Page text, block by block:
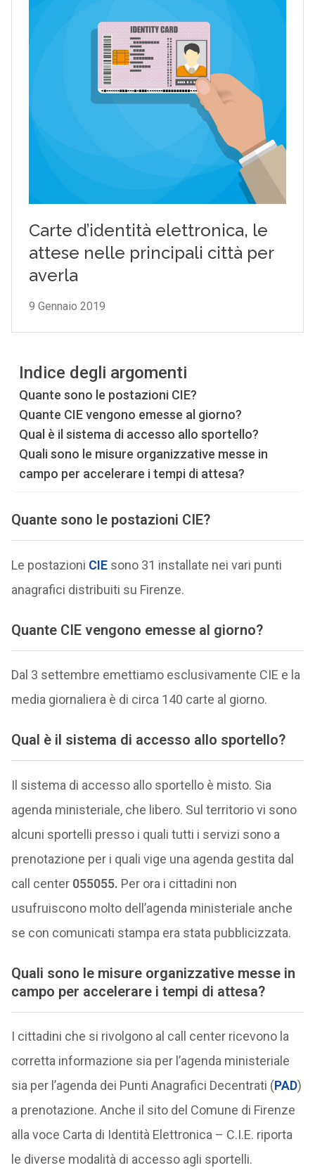
Indice degli argomenti
Quante sono le postazioni CIE?
Quante CIE vengono emesse al giorno?
Qual è il sistema di accesso allo sportello?
Quali sono le misure organizzative messe in
campo per accelerare i tempi di attesa?
Quante sono le postazioni CIE?
Le postazioni CIEsono 31 installate nei vari punti
anagrafici distribuiti su Firenze.
Quante CIE vengono emesse al giorno?
Dal 3 settembre emettiamo esclusivamente CIE e la
media giornaliera è di circa 140 carte al giorno.
Qual è il sistema di accesso allo sportello?
Il sistema di accesso allo sportello è misto. Sia
agenda ministeriale, che libero. Sul territorio vi sono
alcuni sportelli presso i quali tutti i servizi sono a
prenotazione per i quali vige una agenda gestita dal
call center 055055. Per ora i cittadini non
usufruiscono molto dell’agenda ministeriale anche
se con comunicati stampa era stata pubblicizzata.
Quali sono le misure organizzative messe in
campo per accelerare i tempi di attesa?
I cittadini che si rivolgono al call center ricevono la
corretta informazione sia per l’agenda ministeriale
sia per l’agenda dei Punti Anagrafici Decentrati (PAD)
a prenotazione. Anche il sito del Comune di Firenze
alla voce Carta di Identità Elettronica – C.I.E. riporta
le diverse modalità di accesso agli sportelli.